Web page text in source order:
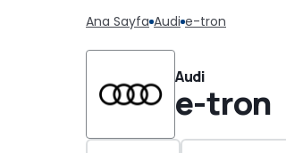
Ana Sayfa Audi e-tron
Audi
e-tron